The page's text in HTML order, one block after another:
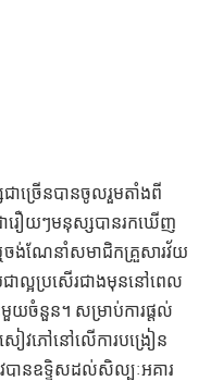
ាច្រើនបានចូលរួមតាំងពី
ារឿយៗមនុស្សបានរកឃើញ
ង់ណែនាំសមាជិកគ្រួសារវ័យ
ជាល្អប្រសើរជាងមុននៅពេល
មួយចំនួន។ សម្រាប់ការផ្តល់
ៀវភៅនៅលើការបង្រៀន
បានឧទ្ទិសដល់សិល្បៈអគារ